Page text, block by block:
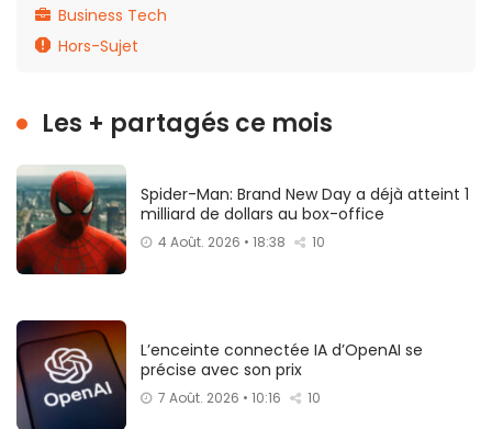
Business Tech
Hors-Sujet
Les + partagés ce mois
Spider-Man: Brand New Day a déjà atteint 1
milliard de dollars au box-office
4 Août. 2026 • 18:38 10
L’enceinte connectée IA d’OpenAI se
précise avec son prix
7 Août. 2026 • 10:16 10